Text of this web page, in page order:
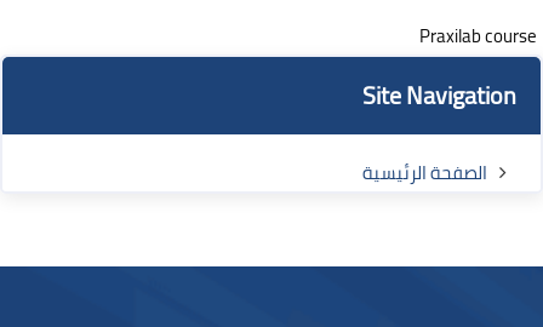
Praxilab course
الكتل
الكتل
تجاوز Site Navigation
Site Navigation
الصفحة الرئيسية